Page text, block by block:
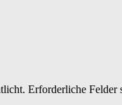
Erforderliche Felder